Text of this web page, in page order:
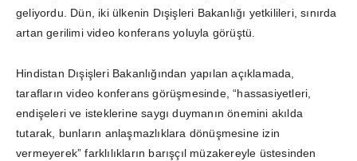
geliyordu. Dün, iki ülkenin Dışişleri Bakanlığı yetkilileri, sınırda
artan gerilimi video konferans yoluyla görüştü.
Hindistan Dışişleri Bakanlığından yapılan açıklamada,
tarafların video konferans görüşmesinde, “hassasiyetleri,
endişeleri ve isteklerine saygı duymanın önemini akılda
tutarak, bunların anlaşmazlıklara dönüşmesine izin
vermeyerek” farklılıkların barışçıl müzakereyle üstesinden